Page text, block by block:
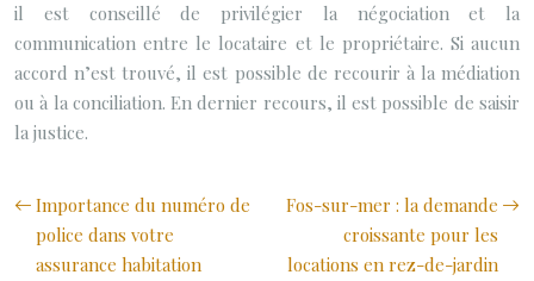
il est conseillé de privilégier la négociation et la
communication entre le locataire et le propriétaire. Si aucun
accord n’est trouvé, il est possible de recourir à la médiation
ou à la conciliation. En dernier recours, il est possible de saisir
la justice.
Importance du numéro de
police dans votre
assurance habitation
Fos-sur-mer : la demande
croissante pour les
locations en rez-de-jardin